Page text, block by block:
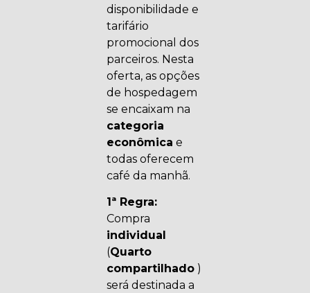
disponibilidade e
tarifário
promocional dos
parceiros. Nesta
oferta, as opções
de hospedagem
se encaixam na
categoria
econômica e
todas oferecem
café da manhã.
1ª Regra:
Compra
individual
(Quarto
compartilhado )
será destinada a